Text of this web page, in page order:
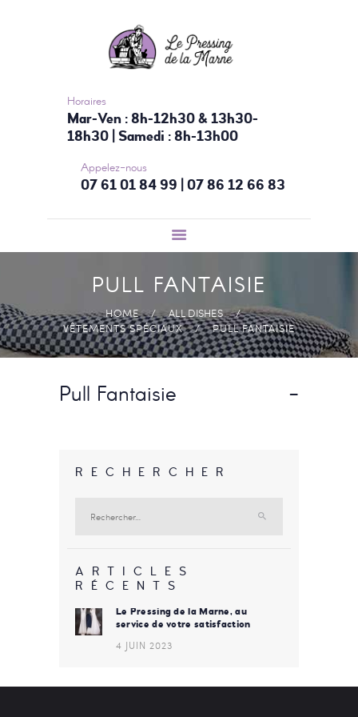
Horaires
Mar-Ven : 8h-12h30 & 13h30-
18h30 | Samedi : 8h-13h00
Appelez-nous
07 61 01 84 99 | 07 86 12 66 83
PULL FANTAISIE
HOME
ALL DISHES
VÊTEMENTS SPÉCIAUX
PULL FANTAISIE
NOS SERVICES
TARIFS
CONTACTEZ-
NOUS
Pull Fantaisie -
RECHERCHER
ARTICLES
RÉCENTS
Le Pressing de la Marne, au
service de votre satisfaction
4 JUIN 2023